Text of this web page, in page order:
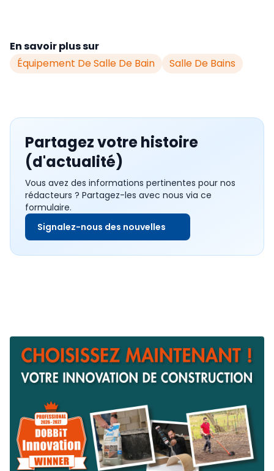
En savoir plus sur
Équipement De Salle De Bain
Salle De Bains
Partagez votre histoire
(d'actualité)
Vous avez des informations pertinentes pour nos
rédacteurs ? Partagez-les avec nous via ce
formulaire.
Signalez-nous des nouvelles